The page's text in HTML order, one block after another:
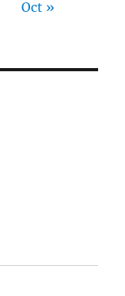
Oct »